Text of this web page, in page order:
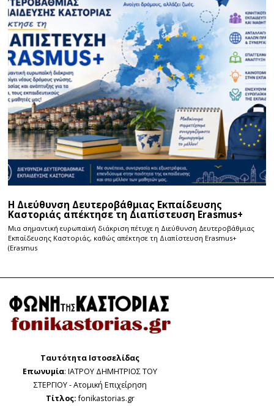
Η Διεύθυνση Δευτεροβάθμιας Εκπαίδευσης
Καστοριάς απέκτησε τη Διαπίστευση Erasmus+
Μια σημαντική ευρωπαϊκή διάκριση πέτυχε η Διεύθυνση Δευτεροβάθμιας
Εκπαίδευσης Καστοριάς, καθώς απέκτησε τη Διαπίστευση Erasmus+
(Erasmus
Ταυτότητα Ιστοσελίδας
Επωνυμία: ΙΑΤΡΟΥ ΔΗΜΗΤΡΙΟΣ ΤΟΥ
ΣΤΕΡΓΙΟΥ - Ατομική Επιχείρηση
Τίτλος:fonikastorias.gr